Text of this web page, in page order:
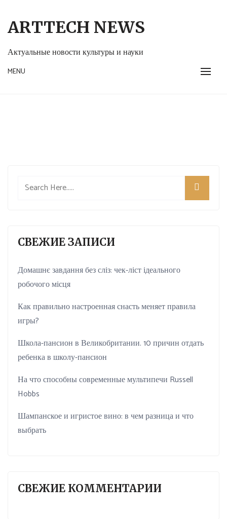
content
ARTTECH NEWS
Актуальные новости культуры и науки
MENU
СВЕЖИЕ ЗАПИСИ
Домашнє завдання без сліз: чек-ліст ідеального
робочого місця
Как правильно настроенная снасть меняет правила
игры?
Школа-пансион в Великобритании. 10 причин отдать
ребенка в школу-пансион
На что способны современные мультипечи Russell
Hobbs
Шампанское и игристое вино: в чем разница и что
выбрать
СВЕЖИЕ КОММЕНТАРИИ